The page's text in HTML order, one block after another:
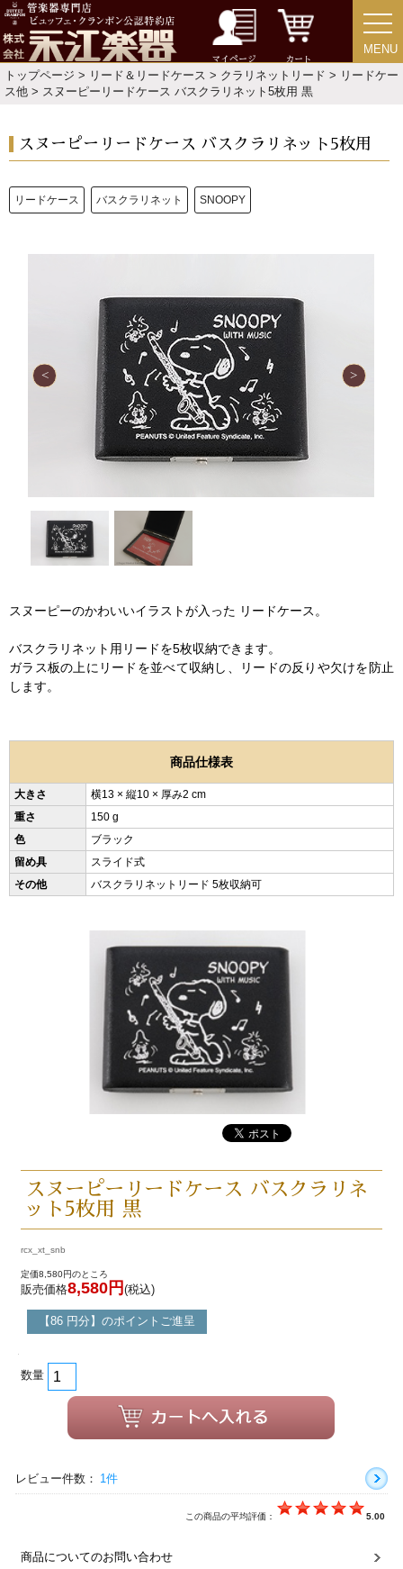
マイページ カート
MENU
MENU
トップページ > リード＆リードケース > クラリネットリード > リードケー
ス他 > スヌーピーリードケース バスクラリネット5枚用 黒
スヌーピーリードケース バスクラリネット5枚用
リードケース バスクラリネット SNOOPY
スヌーピーのかわいいイラストが入った リードケース。
バスクラリネット用リードを5枚収納できます。
ガラス板の上にリードを並べて収納し、リードの反りや欠けを防止
します。
商品仕様表
大きさ
横13 × 縦10 × 厚み2 cm
重さ
150 g
色
ブラック
留め具
スライド式
その他
バスクラリネットリード 5枚収納可
スヌーピーリードケース バスクラリネ
ット5枚用 黒
rcx_xt_snb
定価8,580円のところ
販売価格8,580円 (税込)
【86 円分】のポイントご進呈
数量
レビュー件数： 1件
この商品の平均評価： 5.00
商品についてのお問い合わせ
ご利用ガイド サポート・保証
よくあるご質問 会社紹介
特定商取引法 プライバシー・ポリシー